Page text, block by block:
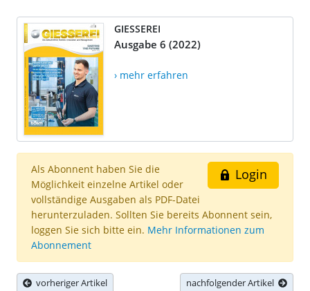
GIESSEREI
Ausgabe 6 (2022)
› mehr erfahren
Login
Als Abonnent haben Sie die
Möglichkeit einzelne Artikel oder
vollständige Ausgaben als PDF-Datei
herunterzuladen. Sollten Sie bereits Abonnent sein,
loggen Sie sich bitte ein. Mehr Informationen zum
Abonnement
vorheriger Artikel nachfolgender Artikel